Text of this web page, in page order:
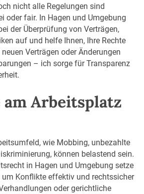
nicht alle Regelungen sind
oder fair. In Hagen und Umgebung
der Überprüfung von Verträgen,
auf und helfe Ihnen, Ihre Rechte
Verträgen oder Änderungen
– ich sorge für Transparenz
Arbeitsplatz
wie Mobbing, unbezahlte
können belastend sein.
in Hagen und Umgebung setze
Konflikte effektiv und rechtssicher
oder gerichtliche